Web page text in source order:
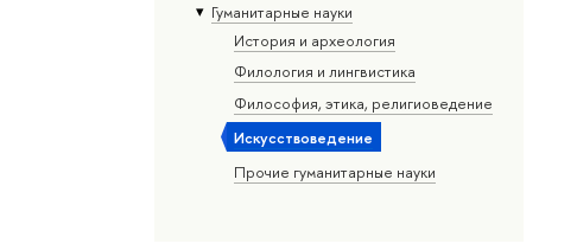
Гуманитарные науки
История и археология
Филология и лингвистика
Философия, этика, религиоведение
Искусствоведение
Прочие гуманитарные науки